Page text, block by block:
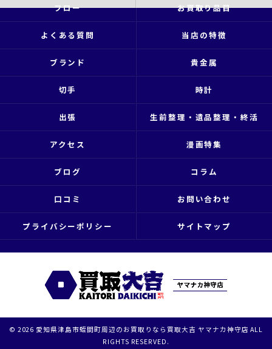
フロー お買取り品目
よくある質問 当店の特徴
ブランド 貴金属
切手 時計
出張 生前整理・遺品整理・終活
アクセス 漫画特集
ブログ コラム
口コミ お問い合わせ
プライバシーポリシー サイトマップ
© 2026 愛知県津島市蛭間町周辺のお買取りなら買取大吉 ヤマナカ神守店 ALL
RIGHTS RESERVED.